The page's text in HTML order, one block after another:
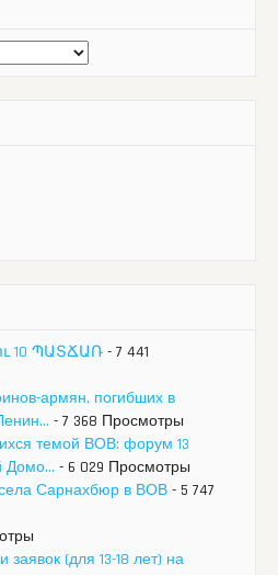
10 ՊԱՏՃԱՌ - 7 441
армян, погибших в
- 7 368 Просмотры
темой ВОВ: форум 13
Домо... - 6 029 Просмотры
Сарнахбюр в ВОВ - 5 747
(для 13-18 лет) на